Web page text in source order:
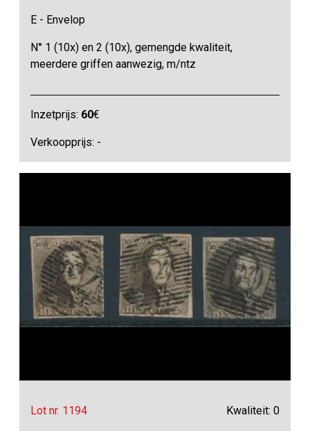
E - Envelop
N° 1 (10x) en 2 (10x), gemengde kwaliteit,
meerdere griffen aanwezig, m/ntz
Inzetprijs: 60€
Verkoopprijs: -
Lot nr. 1194 Kwaliteit: 0